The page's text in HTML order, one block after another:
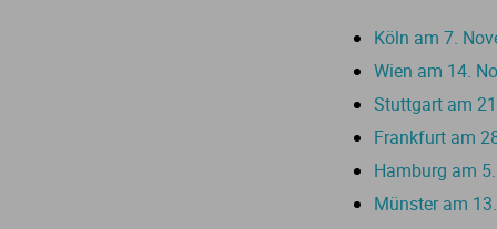
Köln am 7.
Wien am 14.
Stuttgart am
Frankfurt am
Hamburg am
Münster am